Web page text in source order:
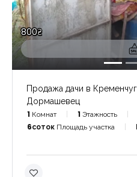
800₴
Продажа дачи в
Дормашевец
1 Комнат 1 Этажность
6соток Площадь участка